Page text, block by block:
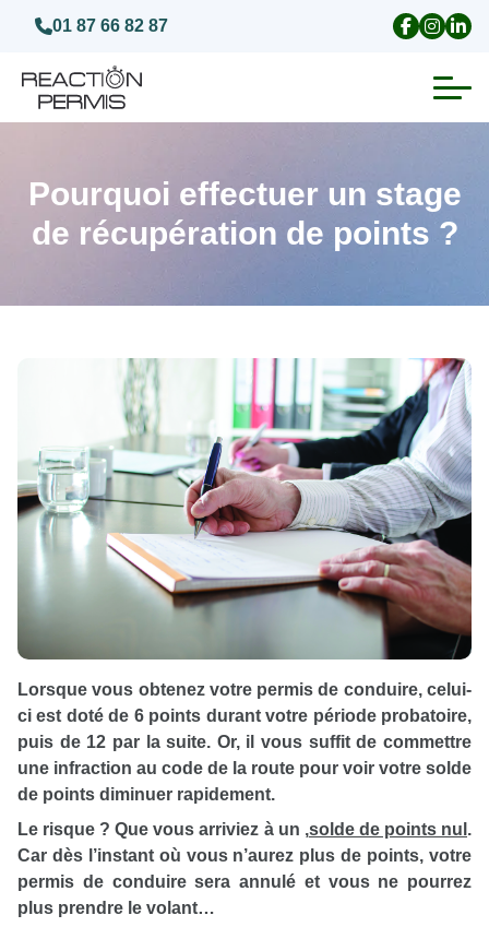
01 87 66 82 87
Invalidation du permis de conduire
Visite médicale test psychotechnique
Pourquoi effectuer un stage
de récupération de points ?
Lorsque vous obtenez votre permis de conduire, celui-
ci est doté de 6 points durant votre période probatoire,
puis de 12 par la suite. Or, il vous suffit de commettre
une infraction au code de la route pour voir votre solde
de points diminuer rapidement.
Le risque ? Que vous arriviez à un ,solde de points nul .
Car dès l’instant où vous n’aurez plus de points, votre
permis de conduire sera annulé et vous ne pourrez
plus prendre le volant…